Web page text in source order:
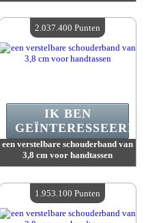
Beschikbare hoeveelheid :4
een verstelbare schouderband van
3,8 cm voor handtassen
Beschikbare hoeveelheid :4
IK BEN
GEÏNTERESSEERD.
2.037.400 Punten
1.953.100 Punten